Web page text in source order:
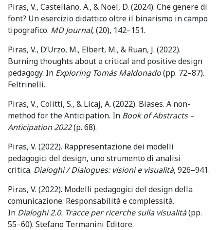
Piras, V., Castellano, A., & Noel, D. (2024). Che genere di
font? Un esercizio didattico oltre il binarismo in campo
tipografico. MD Journal, (20), 142–151.
Piras, V., D’Urzo, M., Elbert, M., & Ruan, J. (2022).
Burning thoughts about a critical and positive design
pedagogy. In Exploring Tomás Maldonado(pp. 72–87).
Feltrinelli.
Piras, V., Colitti, S., & Licaj, A. (2022). Biases. A non-
method for the Anticipation. In Book of Abstracts –
Anticipation 2022(p. 68).
Piras, V. (2022). Rappresentazione dei modelli
pedagogici del design, uno strumento di analisi
critica. Dialoghi / Dialogues: visioni e visualità, 926–941.
Piras, V. (2022). Modelli pedagogici del design della
comunicazione: Responsabilità e complessità.
In Dialoghi 2.0. Tracce per ricerche sulla visualità(pp.
55–60). Stefano Termanini Editore.